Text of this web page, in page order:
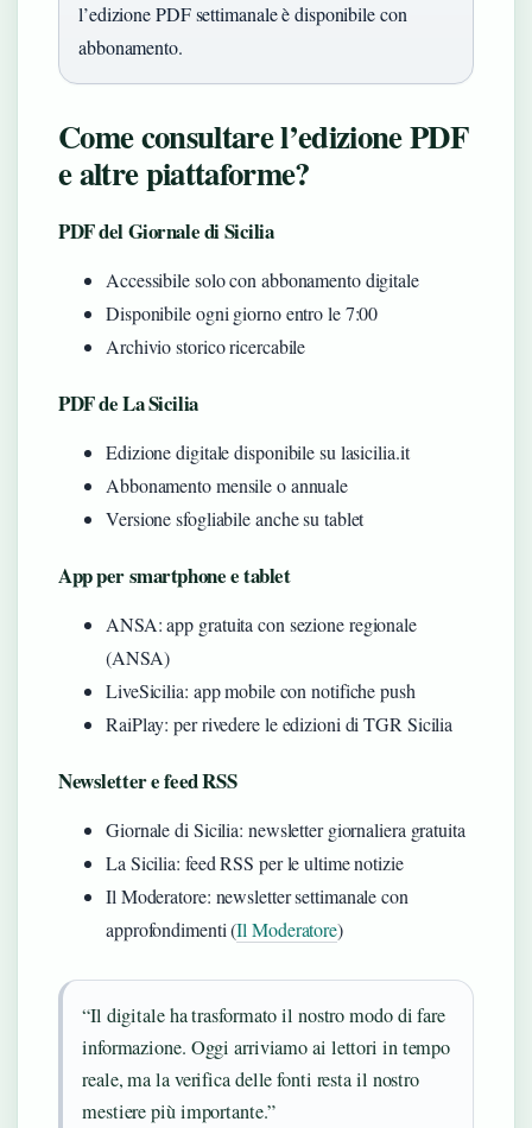
l’edizione PDF settimanale è disponibile con
abbonamento.
Come consultare l’edizione PDF
e altre piattaforme?
PDF del Giornale di Sicilia
Accessibile solo con abbonamento digitale
Disponibile ogni giorno entro le 7:00
Archivio storico ricercabile
PDF de La Sicilia
Edizione digitale disponibile su lasicilia.it
Abbonamento mensile o annuale
Versione sfogliabile anche su tablet
App per smartphone e tablet
ANSA: app gratuita con sezione regionale
(ANSA)
LiveSicilia: app mobile con notifiche push
RaiPlay: per rivedere le edizioni di TGR Sicilia
Newsletter e feed RSS
Giornale di Sicilia: newsletter giornaliera gratuita
La Sicilia: feed RSS per le ultime notizie
Il Moderatore: newsletter settimanale con
approfondimenti (Il Moderatore)
“Il digitale ha trasformato il nostro modo di fare
informazione. Oggi arriviamo ai lettori in tempo
reale, ma la verifica delle fonti resta il nostro
mestiere più importante.”